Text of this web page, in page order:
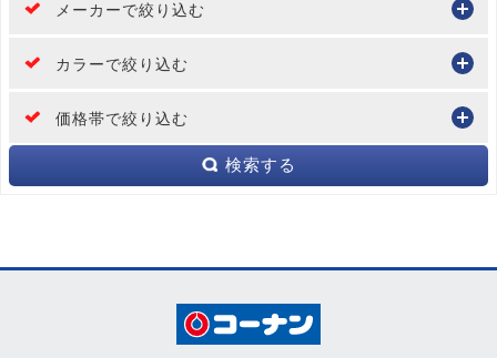
メーカーで絞り込む
カラーで絞り込む
価格帯で絞り込む
検索する